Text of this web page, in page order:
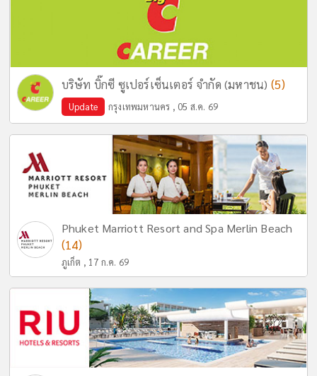
บริษัท บิ๊กซี ซูเปอร์เซ็นเตอร์ จำกัด (มหาชน) (5)
Update กรุงเทพมหานคร , 05 ส.ค. 69
Phuket Marriott Resort and Spa Merlin Beach
(14)
ภูเก็ต , 17 ก.ค. 69